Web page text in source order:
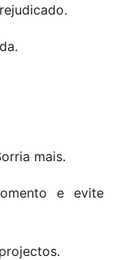
mais.
e evite